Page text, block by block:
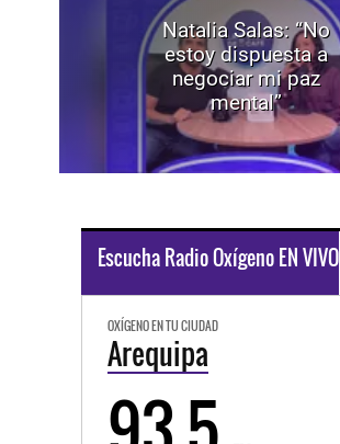
Natalia Salas: “No
estoy dispuesta a
negociar mi paz
mental”
Escucha Radio Oxígeno EN VIVO
OXÍGENO EN TU CIUDAD
Arequipa